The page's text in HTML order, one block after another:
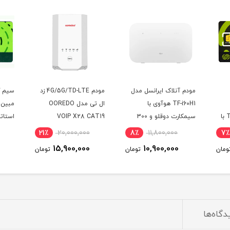
TDLTE/FDD/4G/4.5G با
7٪
مودم آنلاک ایرانسل مدل
TF-i60H1 هوآوی با
سیمکارت دوقلو و 300
گیگ اینترنت یکساله
11,800,000 8٪
10,900,000 تومان
مودم 4G/5G/TD-LTE زد
ال تی مدل OOREDO
VOIP X28 CAT19
20,000,000 21٪
15,900,000 تومان